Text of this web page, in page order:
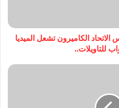
الكاميرون تشعل الميديا
للتاويلات..